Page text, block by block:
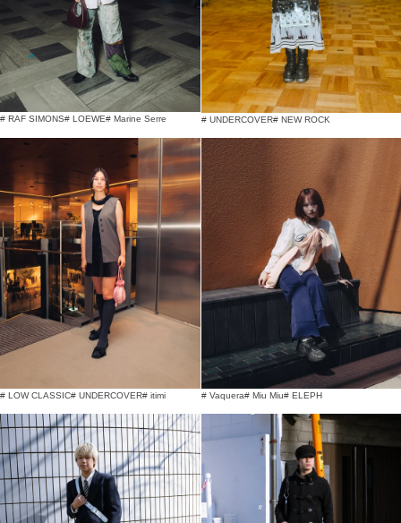
# RAF SIMONS# LOEWE# Marine Serre # UNDERCOVER# NEW ROCK
# LOW CLASSIC# UNDERCOVER# itimi # Vaquera# Miu Miu# ELEPH